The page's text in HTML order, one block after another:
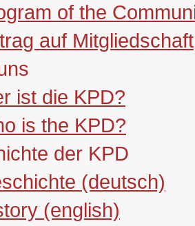
of the
auf Mitgliedschaft
ist die KPD?
is the KPD?
der KPD
(deutsch)
(english)